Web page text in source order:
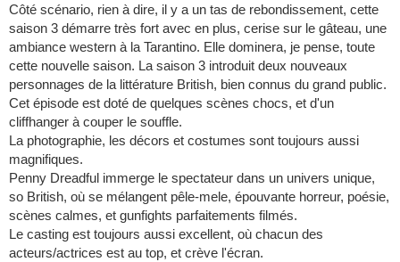
Côté scénario, rien à dire, il y a un tas de rebondissement, cette
saison 3 démarre très fort avec en plus, cerise sur le gâteau, une
ambiance western à la Tarantino. Elle dominera, je pense, toute
cette nouvelle saison. La saison 3 introduit deux nouveaux
personnages de la littérature British, bien connus du grand public.
Cet épisode est doté de quelques scènes chocs, et d'un
cliffhanger à couper le souffle.
La photographie, les décors et costumes sont toujours aussi
magnifiques.
Penny Dreadful immerge le spectateur dans un univers unique,
so British, où se mélangent pêle-mele, épouvante horreur, poésie,
scènes calmes, et gunfights parfaitements filmés.
Le casting est toujours aussi excellent, où chacun des
acteurs/actrices est au top, et crève l'écran.